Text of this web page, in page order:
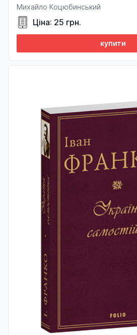
Михайло Коцюбинський
Ціна: 25 грн.
купити